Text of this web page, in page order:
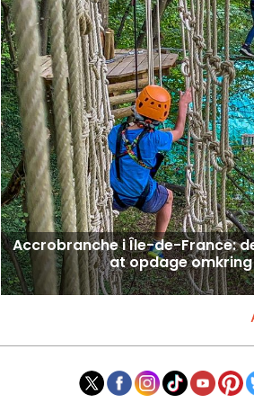
Accrobranche i Île-de-France:
at opdage omkring